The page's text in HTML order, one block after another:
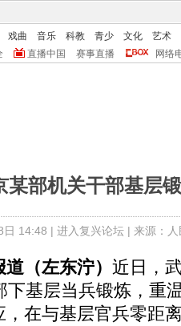
戏曲 音乐 科教 青少 文化
艺术
直播中国 赛事直播 网络
某部机关干部基层
日 14:48 | 进入复兴论坛| 来源：
（左东泞） 近日，
下基层当兵锻炼，重
在与基层官兵零距